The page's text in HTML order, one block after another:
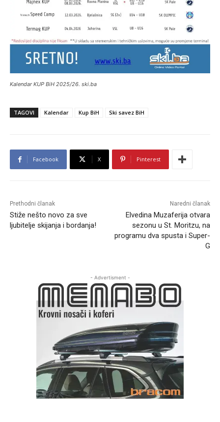
Kalendar KUP BiH 2025/26. ski.ba
TAGOVI Kalendar Kup BiH Ski savez BiH
Facebook X Pinterest
Prethodni članak
Stiže nešto novo za sve
ljubitelje skijanja i bordanja!
Naredni članak
Elvedina Muzaferija otvara
sezonu u St. Moritzu, na
programu dva spusta i Super-
G
- Advertisment -